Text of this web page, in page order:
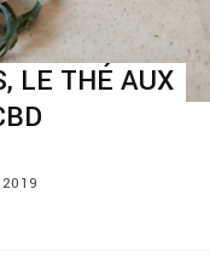
LE THÉ AUX